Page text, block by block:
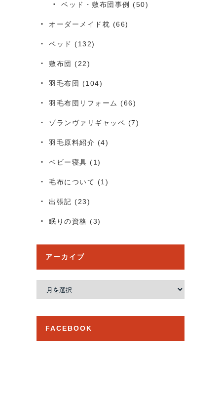
ベッド・敷布団事例 (50)
オーダーメイド枕 (66)
ベッド (132)
敷布団 (22)
羽毛布団 (104)
羽毛布団リフォーム (66)
ゾランヴァリギャッベ (7)
羽毛原料紹介 (4)
ベビー寝具 (1)
毛布について (1)
出張記 (23)
眠りの資格 (3)
アーカイブ
ー
FACEBOOK